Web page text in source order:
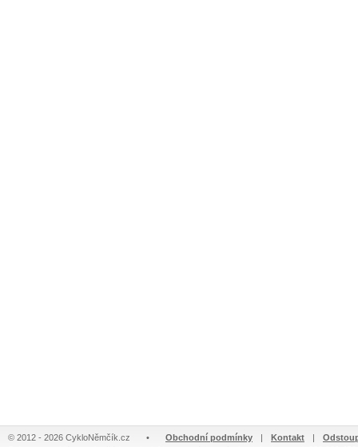
© 2012 - 2026 CykloNěmčík.cz • Obchodní podmínky | Kontakt |